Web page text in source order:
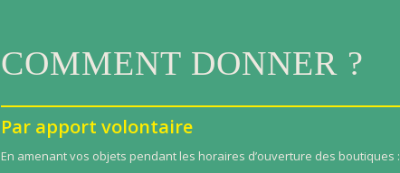
COMMENT DONNER ?
Par apport volontaire
En amenant vos objets pendant les horaires d’ouverture des boutiques :